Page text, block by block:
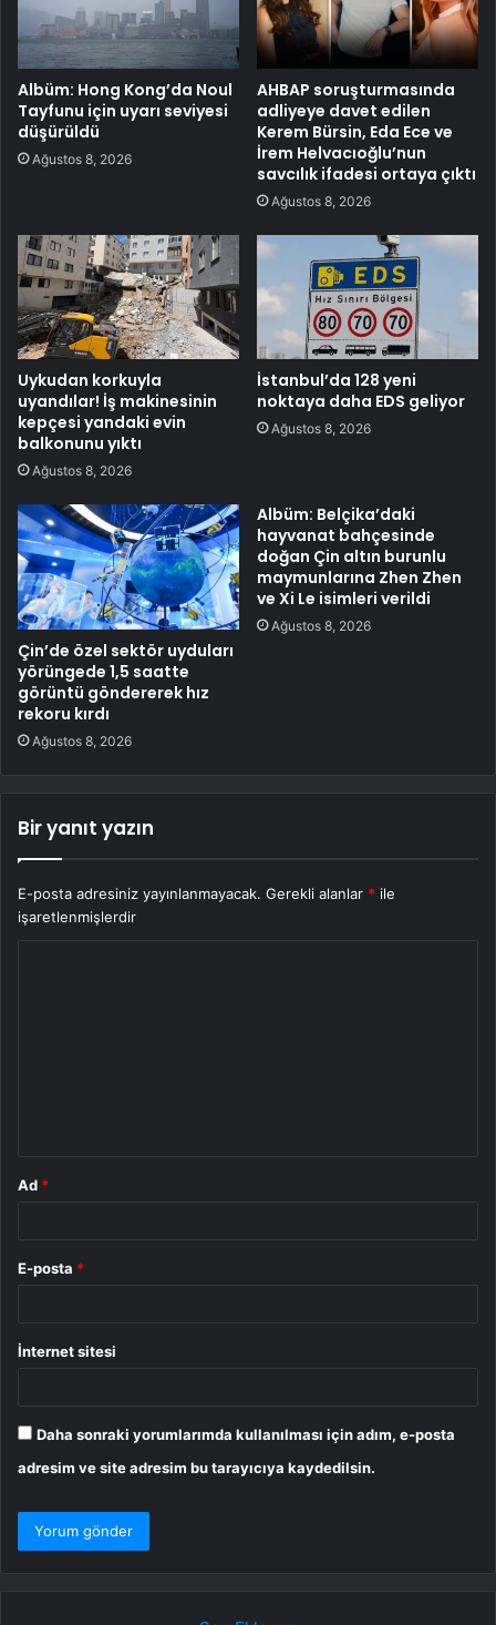
Albüm: Hong Kong’da Noul
Tayfunu için uyarı seviyesi
düşürüldü
Ağustos 8, 2026
AHBAP soruşturmasında
adliyeye davet edilen
Kerem Bürsin, Eda Ece ve
İrem Helvacıoğlu’nun
savcılık ifadesi ortaya çıktı
Ağustos 8, 2026
Uykudan korkuyla
uyandılar! İş makinesinin
kepçesi yandaki evin
balkonunu yıktı
Ağustos 8, 2026
İstanbul’da 128 yeni
noktaya daha EDS geliyor
Ağustos 8, 2026
Çin’de özel sektör uyduları
yörüngede 1,5 saatte
görüntü göndererek hız
rekoru kırdı
Ağustos 8, 2026
Albüm: Belçika’daki
hayvanat bahçesinde
doğan Çin altın burunlu
maymunlarına Zhen Zhen
ve Xi Le isimleri verildi
Ağustos 8, 2026
Bir yanıt yazın
E-posta adresiniz yayınlanmayacak. Gerekli alanlar * ile
işaretlenmişlerdir
Ad *
E-posta *
İnternet sitesi
Daha sonraki yorumlarımda kullanılması için adım, e-posta
adresim ve site adresim bu tarayıcıya kaydedilsin.